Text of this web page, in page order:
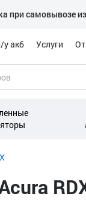
при самовывозе
у акб Услуги